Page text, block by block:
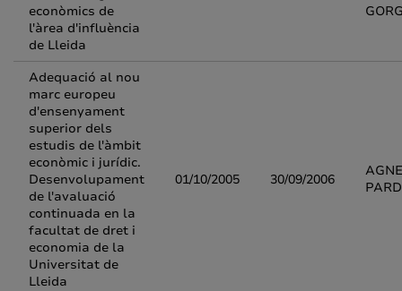
econòmics de
l'àrea d'influència
de Lleida
Adequació al nou
marc europeu
d'ensenyament
superior dels
estudis de l'àmbit
econòmic i jurídic.
Desenvolupament
de l'avaluació
continuada en la
facultat de dret i
economia de la
Universitat de
Lleida
01/10/2005 30/09/2006